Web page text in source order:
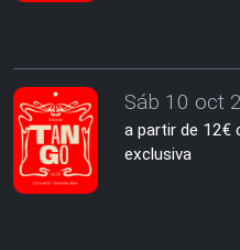
Sáb 10 oct
a partir de 12€
exclusiva